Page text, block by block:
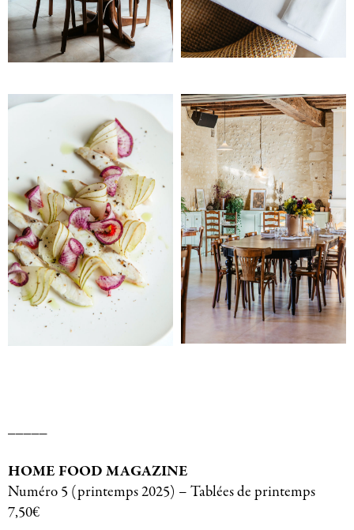
_____
HOME FOOD MAGAZINE
Numéro 5 (printemps 2025) – Tablées de printemps
7,50€